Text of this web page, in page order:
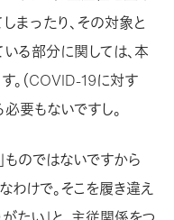
まったり、その対象と
る部分に関しては、本
。（COVID-19に対す
要もないですし。
ものではないですから
わけで。そこを履き違え